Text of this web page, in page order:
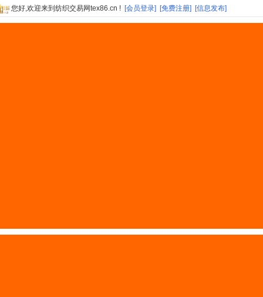
您好,欢迎来到纺织交易网tex86.cn ! [会员登录] [免费注册] [信息发布]